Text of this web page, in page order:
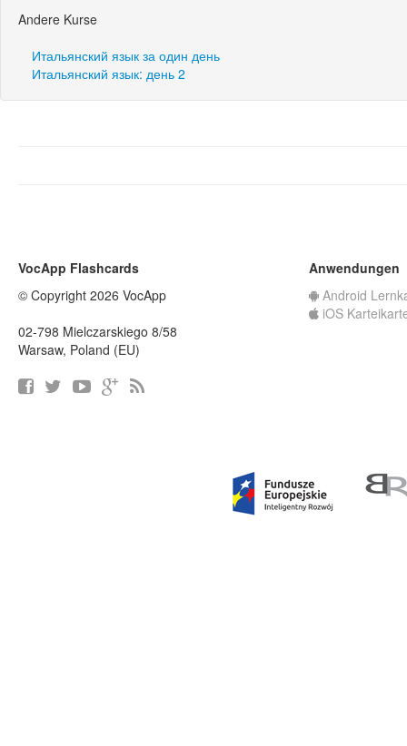
Andere Kurse
Итальянский язык за один день
Итальянский язык: день 2
VocApp Flashcards
© Copyright 2026 VocApp
02-798 Mielczarskiego 8/58
Warsaw, Poland (EU)
Anwendungen
Android
iOS